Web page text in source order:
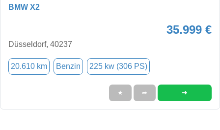
BMW X2
35.999 €
Düsseldorf, 40237
20.610 km Benzin 225 kw (306 PS)
★ ➦ ➜